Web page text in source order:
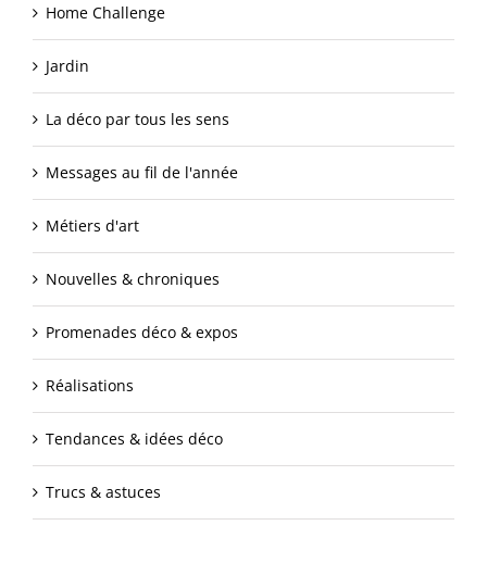
Home Challenge
Jardin
La déco par tous les sens
Messages au fil de l'année
Métiers d'art
Nouvelles & chroniques
Promenades déco & expos
Réalisations
Tendances & idées déco
Trucs & astuces